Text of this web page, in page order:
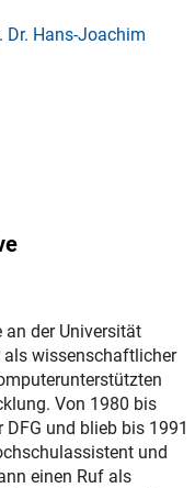
Dr. Hans-Joachim
der Universität
als wissenschaftlicher
Von 1980 bis
und blieb bis 1991
und
einen Ruf als